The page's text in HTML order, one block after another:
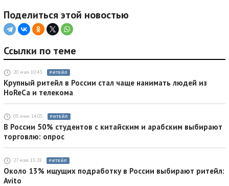
Поделиться этой новостью
Ссылки по теме
20 мая 10:43 РИТЕЙЛ
Крупный ритейл в России стал чаще нанимать людей из
HoReCa и телекома
05 июн 14:05 РИТЕЙЛ
В России 50% студентов с китайским и арабским выбирают
торговлю: опрос
27 мая 15:28 РИТЕЙЛ
Около 13% ищущих подработку в России выбирают ритейл:
Avito